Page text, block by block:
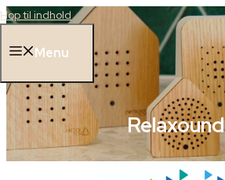
Hop til indhold
Menu
Relaxound